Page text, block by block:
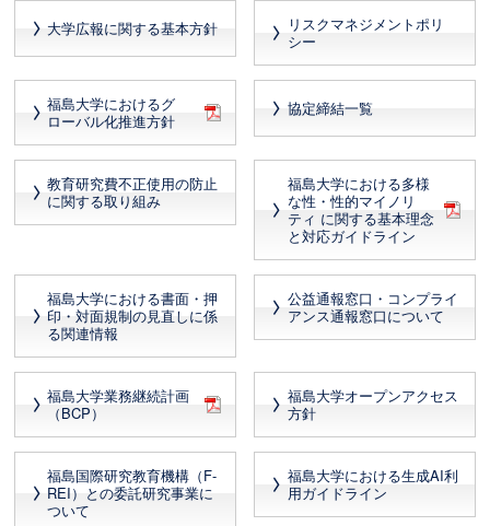
大学広報に関する基本方針
リスクマネジメントポリ
シー
福島大学におけるグ
ローバル化推進方針
協定締結一覧
教育研究費不正使用の防止
に関する取り組み
福島大学における多様
な性・性的マイノリ
ティ に関する基本理念
と対応ガイドライン
福島大学における書面・押
印・対面規制の見直しに係
る関連情報
公益通報窓口・コンプライ
アンス通報窓口について
福島大学業務継続計画
（BCP）
福島大学オープンアクセス
方針
福島国際研究教育機構（F-
REI）との委託研究事業に
ついて
福島大学における生成AI利
用ガイドライン